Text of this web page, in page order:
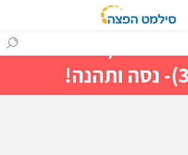
ניתן לראות מייד
מיוחדים(הנחות עד